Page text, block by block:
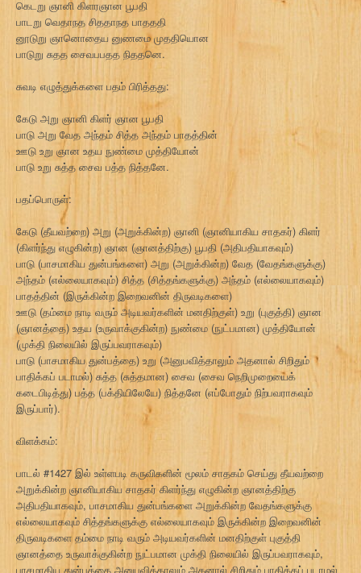
கெடறு ஞானி கிளரஞான பூபதி
பாடறு வெதாநத சிததாநத பாதததி
னூடுறு ஞானொதைய னுணமை முததியொன
பாடுறு சுதத சைவபபதத நிததனெ.
சுவடி எழுத்துக்களை பதம் பிரித்தது:
கேடு அறு ஞானி கிளர் ஞான பூபதி
பாடு அறு வேத அந்தம் சித்த அந்தம் பாதத்தின்
ஊடு உறு ஞான உதய நுண்மை முத்தியோன்
பாடு உறு சுத்த சைவ பத்த நித்தனே.
பதப்பொருள்:
கேடு (தீயவற்றை) அறு (அறுக்கின்ற) ஞானி (ஞானியாகிய சாதகர்) கிளர்
(கிளர்ந்து எழுகின்ற) ஞான (ஞானத்திற்கு) பூபதி (அதிபதியாகவும்)
பாடு (பாசமாகிய துன்பங்களை) அறு (அறுக்கின்ற) வேத (வேதங்களுக்கு)
அந்தம் (எல்லையாகவும்) சித்த (சித்தங்களுக்கு) அந்தம் (எல்லையாகவும்)
பாதத்தின் (இருக்கின்ற இறைவனின் திருவடிகளை)
ஊடு (தம்மை நாடி வரும் அடியவர்களின் மனதிற்குள்) உறு (புகுத்தி) ஞான
(ஞானத்தை) உதய (உருவாக்குகின்ற) நுண்மை (நுட்பமான) முத்தியோன்
(முக்தி நிலையில் இருப்பவராகவும்)
பாடு (பாசமாகிய துன்பத்தை) உறு (அனுபவித்தாலும் அதனால் சிறிதும்
பாதிக்கப் படாமல்) சுத்த (சுத்தமான) சைவ (சைவ நெறிமுறையைக்
கடைபிடித்து) பத்த (பக்தியிலேயே) நித்தனே (எப்போதும் நிற்பவராகவும்
இருப்பார்).
விளக்கம்:
பாடல் #1427 இல் உள்ளபடி கருவிகளின் மூலம் சாதகம் செய்து தீயவற்றை
அறுக்கின்ற ஞானியாகிய சாதகர் கிளர்ந்து எழுகின்ற ஞானத்திற்கு
அதிபதியாகவும், பாசமாகிய துன்பங்களை அறுக்கின்ற வேதங்களுக்கு
எல்லையாகவும் சித்தங்களுக்கு எல்லையாகவும் இருக்கின்ற இறைவனின்
திருவடிகளை தம்மை நாடி வரும் அடியவர்களின் மனதிற்குள் புகுத்தி
ஞானத்தை உருவாக்குகின்ற நுட்பமான முக்தி நிலையில் இருப்பவராகவும்,
பாசமாகிய துன்பத்தை அனுபவித்தாலும் அதனால் சிறிதும் பாதிக்கப் படாமல்